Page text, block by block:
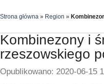
Strona główna » Region »
Kombinezony i
rzeszowskiego
Opublikowano: 2020-06-15